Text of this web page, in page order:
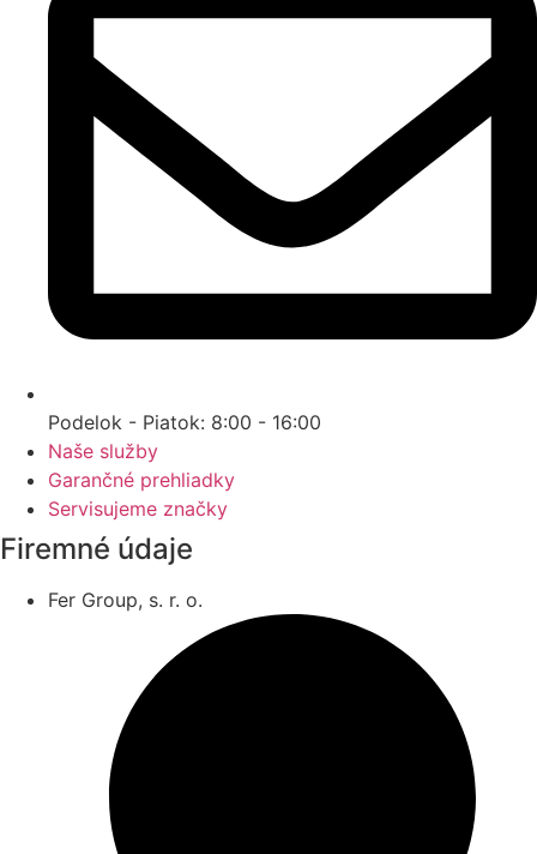
Podelok - Piatok: 8:00 - 16:00
Naše služby
Garančné prehliadky
Servisujeme značky
Firemné údaje
Fer Group, s. r. o.